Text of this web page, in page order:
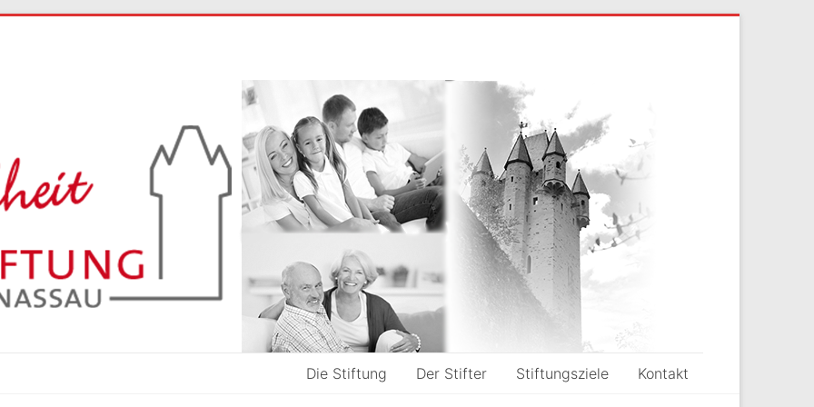
Die Stiftung Der Stifter Stiftungsziele Kontakt